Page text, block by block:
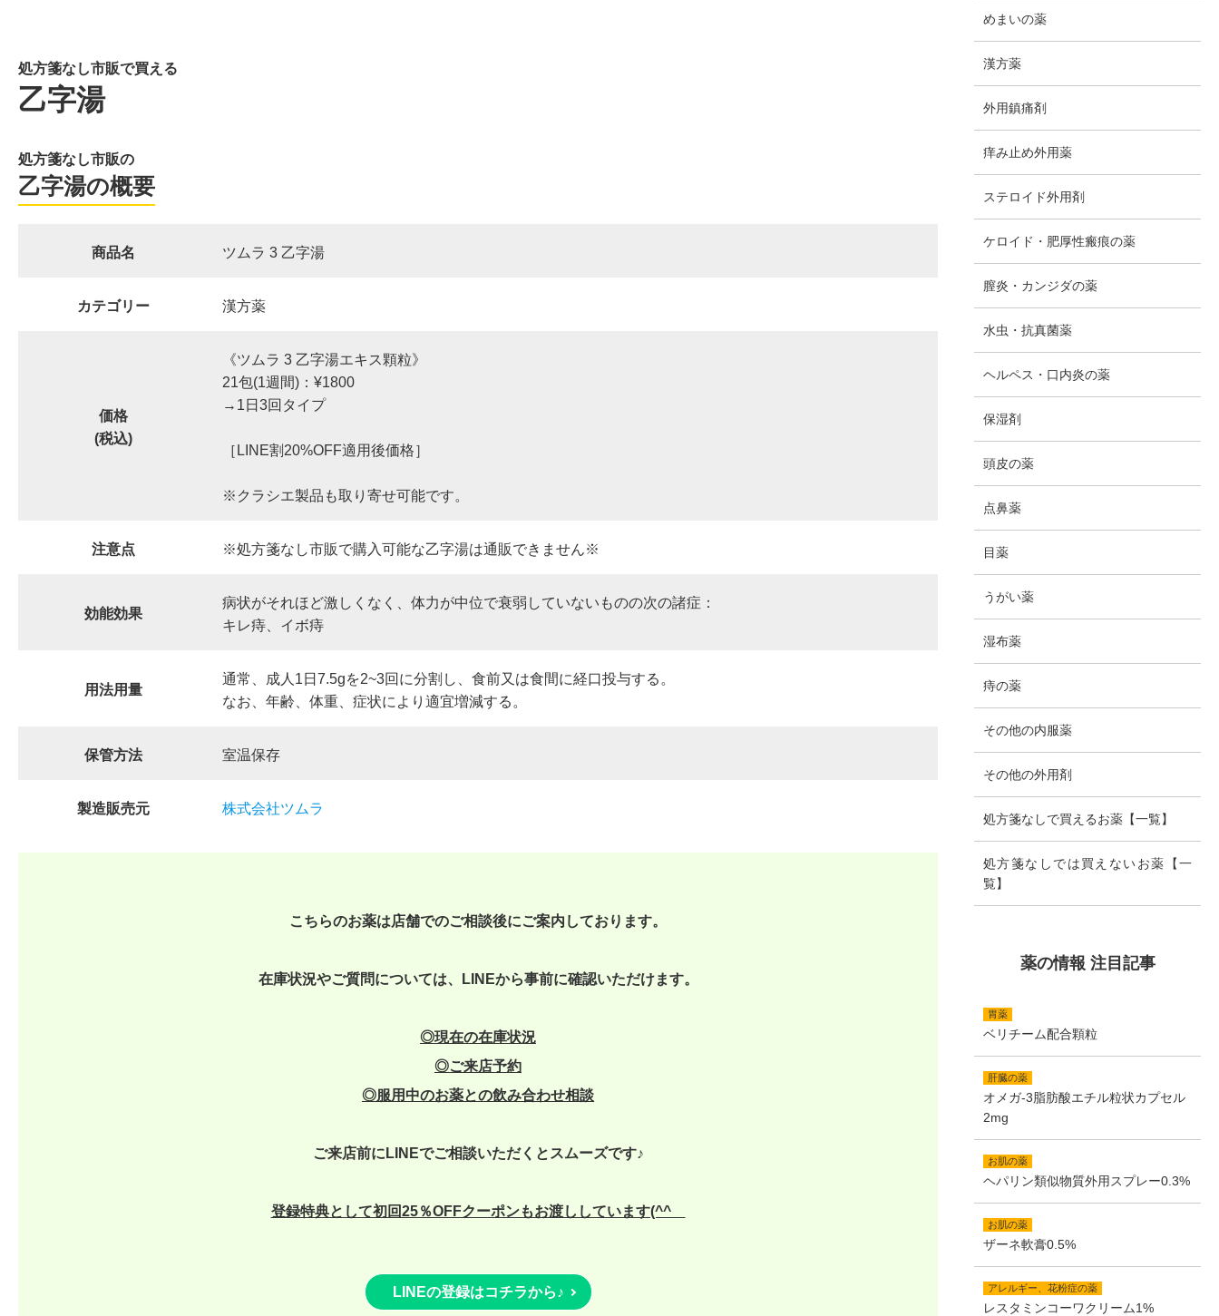
処方箋なし市販で買える
乙字湯
処方箋なし市販の
乙字湯の概要
商品名 ツムラ 3 乙字湯
カテゴリー 漢方薬
価格
(税込)
《ツムラ 3 乙字湯エキス顆粒》
21包(1週間)：¥1800
→1日3回タイプ
［LINE割20%OFF適用後価格］
※クラシエ製品も取り寄せ可能です。
注意点 ※処方箋なし市販で購入可能な乙字湯は通販できません※
効能効果
病状がそれほど激しくなく、体力が中位で衰弱していないものの次の諸症：
キレ痔、イボ痔
用法用量
通常、成人1日7.5gを2~3回に分割し、食前又は食間に経口投与する。
なお、年齢、体重、症状により適宜増減する。
保管方法 室温保存
製造販売元 株式会社ツムラ
こちらのお薬は店舗でのご相談後にご案内しております。
在庫状況やご質問については、LINEから事前に確認いただけます。
◎現在の在庫状況
◎ご来店予約
◎服用中のお薬との飲み合わせ相談
ご来店前にLINEでご相談いただくとスムーズです♪
登録特典として初回25％OFFクーポンもお渡ししています(^^ゞ
LINEの登録はコチラから♪
めまいの薬
漢方薬
外用鎮痛剤
痒み止め外用薬
ステロイド外用剤
ケロイド・肥厚性瘢痕の薬
膣炎・カンジダの薬
水虫・抗真菌薬
ヘルペス・口内炎の薬
保湿剤
頭皮の薬
点鼻薬
目薬
うがい薬
湿布薬
痔の薬
その他の内服薬
その他の外用剤
処方箋なしで買えるお薬【一覧】
処方箋なしでは買えないお薬【一
覧】
薬の情報 注目記事
胃薬
ベリチーム配合顆粒
肝臓の薬
オメガ-3脂肪酸エチル粒状カプセル
2mg
お肌の薬
ヘパリン類似物質外用スプレー0.3%
お肌の薬
ザーネ軟膏0.5%
アレルギー、花粉症の薬
レスタミンコーワクリーム1%